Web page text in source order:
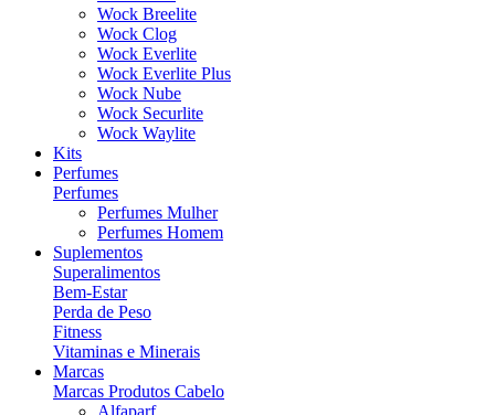
Wock Breelite
Wock Clog
Wock Everlite
Wock Everlite Plus
Wock Nube
Wock Securlite
Wock Waylite
Kits
Perfumes
Perfumes
Perfumes Mulher
Perfumes Homem
Suplementos
Superalimentos
Bem-Estar
Perda de Peso
Fitness
Vitaminas e Minerais
Marcas
Marcas Produtos Cabelo
Alfaparf